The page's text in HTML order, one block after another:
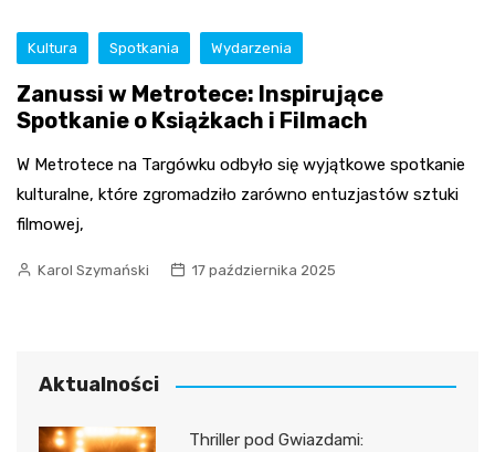
Kultura Spotkania Wydarzenia
Zanussi w Metrotece: Inspirujące
Spotkanie o Książkach i Filmach
W Metrotece na Targówku odbyło się wyjątkowe spotkanie
kulturalne, które zgromadziło zarówno entuzjastów sztuki
filmowej,
Karol Szymański 17 października 2025
Aktualności
Thriller pod Gwiazdami: